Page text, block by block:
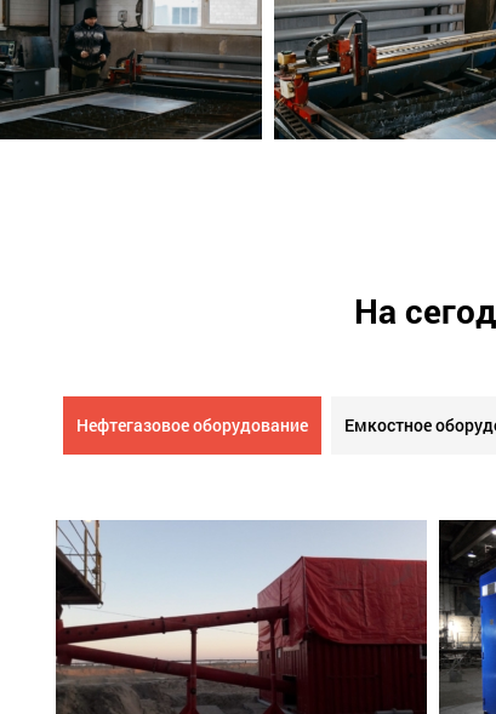
На
Нефтегазовое оборудование Емкостное